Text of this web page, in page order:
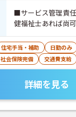
■サービス管理責
健福祉士あれば尚
住宅手当・補助 日勤のみ
社会保険完備 交通費支給
詳細を見る